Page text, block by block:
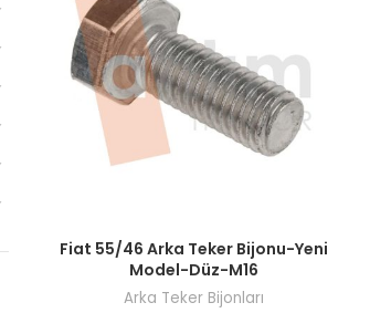
Fiyatları görmek için bayi girişi yapın.
Fiat 55/46 Arka Teker Bijonu-Yeni
Model-Düz-M16
Arka Teker Bijonları